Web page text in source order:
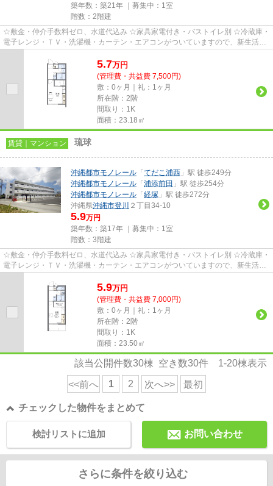
築年数：築21年 ｜募集中： 1室
階数：2階建
☆敷金・仲介手数料ゼロ、水道代込み ☆家具家電付き・バストイレ別 ☆冷蔵庫・
電子レンジ・ＴＶ・洗濯機・カーテン・エアコンがついていますので、新生活が
5.7万円
(管理費・共益費 7,500円)
敷：0ヶ月｜礼：1ヶ月
所在階：2階
間取り：1K
面積：23.18㎡
賃貸｜マンション 琉球
沖縄都市モノレール 「 てだこ浦西 」駅 徒歩249分
沖縄都市モノレール 「 浦添前田 」駅 徒歩254分
沖縄都市モノレール 「 経塚 」駅 徒歩272分
沖縄県沖縄市登川 ２丁目34-10
5.9万円
築年数：築17年 ｜募集中： 1室
階数：3階建
☆敷金・仲介手数料ゼロ、水道代込み ☆家具家電付き・バストイレ別 ☆冷蔵庫・
電子レンジ・ＴＶ・洗濯機・カーテン・エアコンがついていますので、新生活が
5.9万円
(管理費・共益費 7,000円)
敷：0ヶ月｜礼：1ヶ月
所在階：2階
間取り：1K
面積：23.50㎡
該当公開件数30棟 空き数30件 1-20棟表示
<<前へ 1 2 次へ>> 最初
チェックした物件をまとめて
お問い合わせ
検討リストに追加
さらに条件を絞り込む